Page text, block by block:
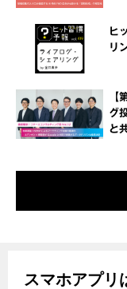
ヒ
リ
【
グ
と
スマホアプリ